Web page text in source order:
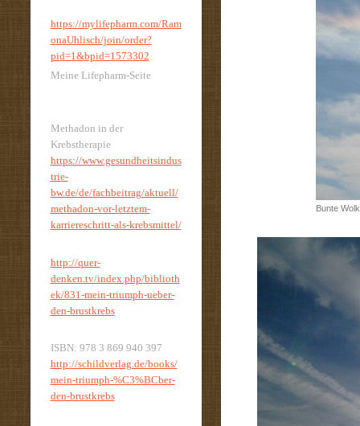
Bunte
https://mylifepharm.com/Ram
onaUhlisch/join/order?
pid=1&bpid=1573302
Meine Lifepharm-Seite
Methadon in der
Krebstherapie
https://www.gesundheitsindus
trie-
bw.de/de/fachbeitrag/aktuell/
methadon-vor-letztem-
karriereschritt-als-krebsmittel/
http://quer-
denken.tv/index.php/biblioth
ek/831-mein-triumph-ueber-
den-brustkrebs
ISBN: 978 3 869 940 397
http://schildverlag.de/books/
mein-triumph-%C3%BCber-
den-brustkrebs